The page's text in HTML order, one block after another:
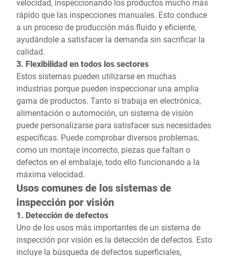
velocidad, inspeccionando los productos mucho más
rápido que las inspecciones manuales. Esto conduce
a un proceso de producción más fluido y eficiente,
ayudándole a satisfacer la demanda sin sacrificar la
calidad.
3. Flexibilidad en todos los sectores
Estos sistemas pueden utilizarse en muchas
industrias porque pueden inspeccionar una amplia
gama de productos. Tanto si trabaja en electrónica,
alimentación o automoción, un sistema de visión
puede personalizarse para satisfacer sus necesidades
específicas. Puede comprobar diversos problemas,
como un montaje incorrecto, piezas que faltan o
defectos en el embalaje, todo ello funcionando a la
máxima velocidad.
Usos comunes de los sistemas de
inspección por visión
1. Detección de defectos
Uno de los usos más importantes de un sistema de
inspección por visión es la detección de defectos. Esto
incluye la búsqueda de defectos superficiales,